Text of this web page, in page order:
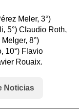
Meler, 3°)
5°) Claudio Roth,
8°)
10°) Flavio
Rouaix.
Noticias